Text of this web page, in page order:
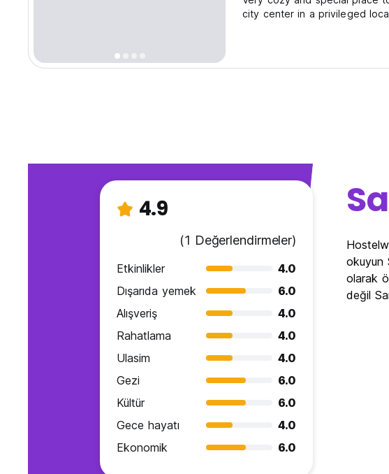
city center in a privileged
city and is very ventilated. It
4.9
(1 Değerlendirmeler)
Etkinlikler
4.0
Dışarıda yemek
6.0
Alışveriş
4.0
Rahatlama
4.0
Ulasim
4.0
Gezi
6.0
Kültür
6.0
Gece hayatı
4.0
Ekonomik
6.0
okuyun
olarak
değil